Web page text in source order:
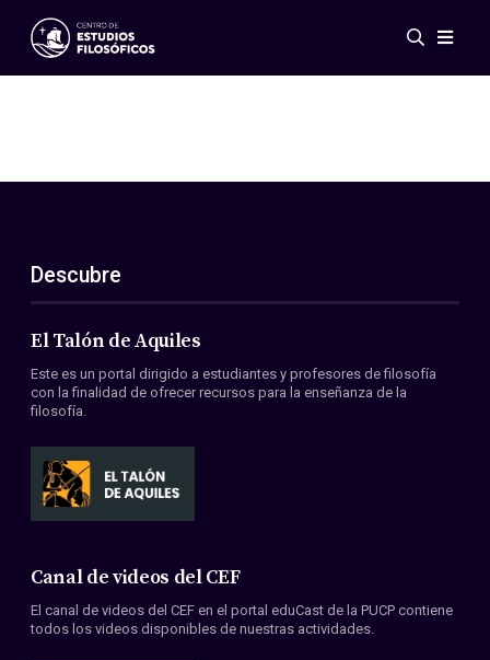
Eventos
ES
EN
Acerca de nosotros
Miembros
Convenios
Descubre
El Talón de Aquiles
Este es un portal dirigido a estudiantes y profesores de filosofía
con la finalidad de ofrecer recursos para la enseñanza de la
filosofía.
Canal de videos del CEF
El canal de videos del CEF en el portal eduCast de la PUCP contiene
todos los videos disponibles de nuestras actividades.